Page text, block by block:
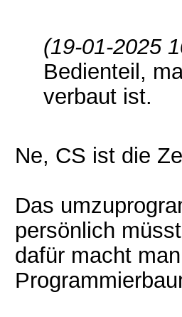
(19-01-2025
Bedienteil,
verbaut ist.
Ne, CS ist die
Das
persönlich
dafür macht